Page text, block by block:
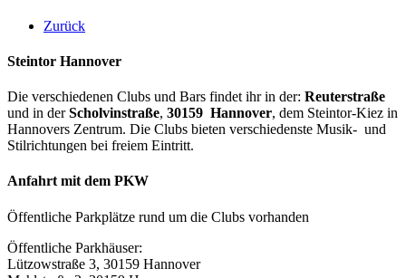
Zurück
Steintor Hannover
Die verschiedenen Clubs und Bars findet ihr in der: Reuterstraße
und in derScholvinstraße, 30159 Hannover, dem Steintor-Kiez in
Hannovers Zentrum. Die Clubs bieten verschiedenste Musik- und
Stilrichtungen bei freiem Eintritt.
Anfahrt mit dem PKW
Öffentliche Parkplätze rund um die Clubs vorhanden
Öffentliche Parkhäuser:
Lützowstraße 3, 30159 Hannover